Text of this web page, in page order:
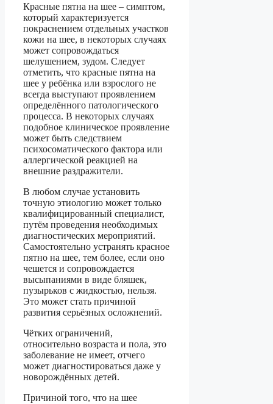
Красные пятна на шее – симптом,
который характеризуется
покраснением отдельных участков
кожи на шее, в некоторых случаях
может сопровождаться
шелушением, зудом. Следует
отметить, что красные пятна на
шее у ребёнка или взрослого не
всегда выступают проявлением
определённого патологического
процесса. В некоторых случаях
подобное клиническое проявление
может быть следствием
психосоматического фактора или
аллергической реакцией на
внешние раздражители.
В любом случае установить
точную этиологию может только
квалифицированный специалист,
путём проведения необходимых
диагностических мероприятий.
Самостоятельно устранять красное
пятно на шее, тем более, если оно
чешется и сопровождается
высыпаниями в виде бляшек,
пузырьков с жидкостью, нельзя.
Это может стать причиной
развития серьёзных осложнений.
Чётких ограничений,
относительно возраста и пола, это
заболевание не имеет, отчего
может диагностироваться даже у
новорождённых детей.
Причиной того, что на шее